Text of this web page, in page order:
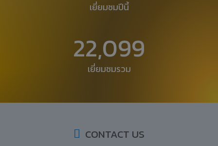
เยี่ยมชมปีนี้
22,099
เยี่ยมชมรวม
CONTACT US